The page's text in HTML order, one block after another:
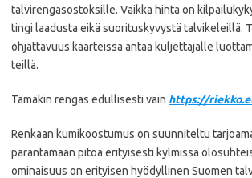
talvirengasostoksille. Vaikka hinta on
tingi laadusta eikä suorituskyvystä talvikeleillä.
ohjattavuus kaarteissa antaa kuljettajalle
teillä.
Tämäkin rengas edullisesti vain https://
Renkaan kumikoostumus on suunniteltu
parantamaan pitoa erityisesti kylmissä
ominaisuus on erityisen hyödyllinen Suomen